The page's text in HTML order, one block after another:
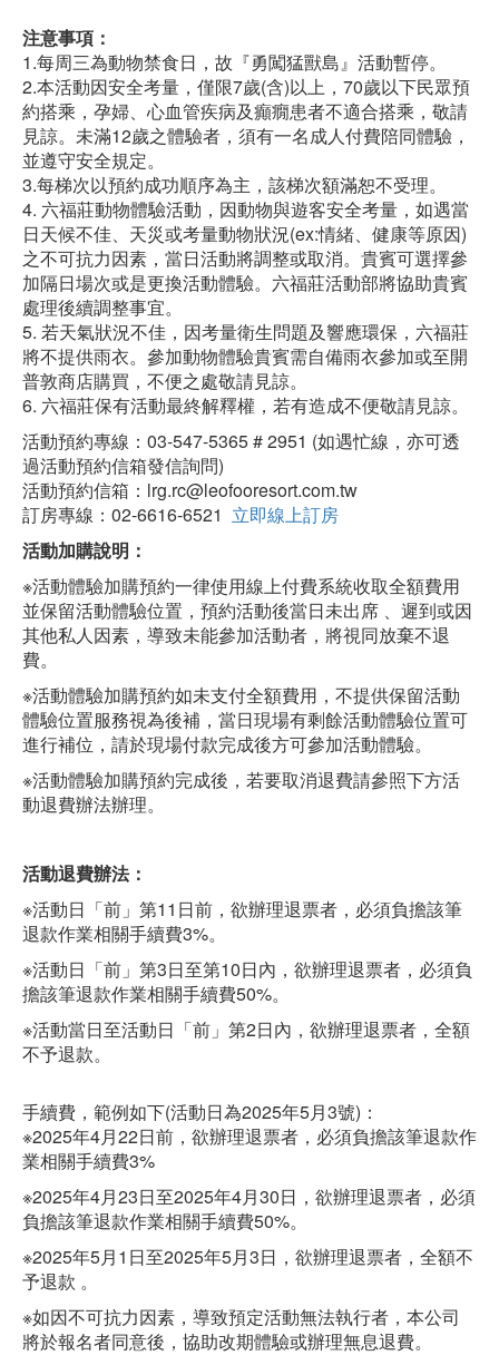
注意事項：
1.每周三為動物禁食日，故『勇闖猛獸島』活動暫停。
2.本活動因安全考量，僅限7歲(含)以上，70歲以下民眾預
約搭乘，孕婦、心血管疾病及癲癇患者不適合搭乘，敬請
見諒。未滿12歲之體驗者，須有一名成人付費陪同體驗，
並遵守安全規定。
3.每梯次以預約成功順序為主，該梯次額滿恕不受理。
4. 六福莊動物體驗活動，因動物與遊客安全考量，如遇當
日天候不佳、天災或考量動物狀況(ex:情緒、健康等原因)
之不可抗力因素，當日活動將調整或取消。貴賓可選擇參
加隔日場次或是更換活動體驗。六福莊活動部將協助貴賓
處理後續調整事宜。
5. 若天氣狀況不佳，因考量衛生問題及響應環保，六福莊
將不提供雨衣。參加動物體驗貴賓需自備雨衣參加或至開
普敦商店購買，不便之處敬請見諒。
6. 六福莊保有活動最終解釋權，若有造成不便敬請見諒。
活動預約專線：03-547-5365 # 2951 (如遇忙線，亦可透
過活動預約信箱發信詢問)
活動預約信箱：lrg.rc@leofooresort.com.tw
訂房專線：02-6616-6521 立即線上訂房
活動加購說明：
※活動體驗加購預約一律使用線上付費系統收取全額費用
並保留活動體驗位置，預約活動後當日未出席 、遲到或因
其他私人因素，導致未能參加活動者，將視同放棄不退
費。
※活動體驗加購預約如未支付全額費用，不提供保留活動
體驗位置服務視為後補，當日現場有剩餘活動體驗位置可
進行補位，請於現場付款完成後方可參加活動體驗。
※活動體驗加購預約完成後，若要取消退費請參照下方活
動退費辦法辦理。
活動退費辦法：
※活動日「前」第11日前，欲辦理退票者，必須負擔該筆
退款作業相關手續費3%。
※活動日「前」第3日至第10日內，欲辦理退票者，必須負
擔該筆退款作業相關手續費50%。
※活動當日至活動日「前」第2日內，欲辦理退票者，全額
不予退款。
手續費，範例如下(活動日為2025年5月3號)：
※2025年4月22日前，欲辦理退票者，必須負擔該筆退款作
業相關手續費3%
※2025年4月23日至2025年4月30日，欲辦理退票者，必須
負擔該筆退款作業相關手續費50%。
※2025年5月1日至2025年5月3日，欲辦理退票者，全額不
予退款 。
※如因不可抗力因素，導致預定活動無法執行者，本公司
將於報名者同意後，協助改期體驗或辦理無息退費。